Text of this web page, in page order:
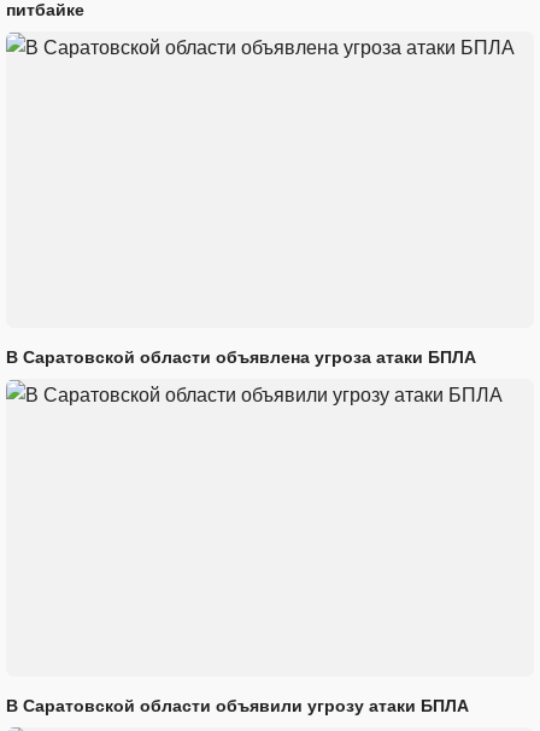
питбайке
В Саратовской области объявлена угроза атаки БПЛА
В Саратовской области объявили угрозу атаки БПЛА